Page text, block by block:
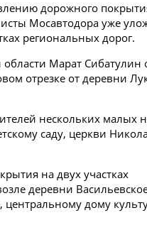
дорожного
Мосавтодора уже
региональных дорог.
Марат Сибатулин
отрезке от деревни
нескольких малых
саду, церкви
на двух участках
деревни
дому